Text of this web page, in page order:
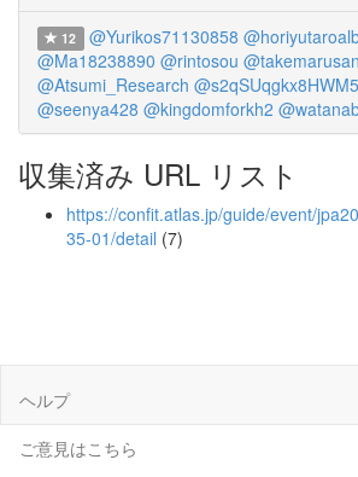
12 @Yurikos71130858
@Ma18238890 @rintosou
@Atsumi_Research
@seenya428 @kingdomforkh2
収集済み URL リスト
https://confit.atlas.jp/guide/event/
35-01/detail (7)
ヘルプ
ご意見はこちら